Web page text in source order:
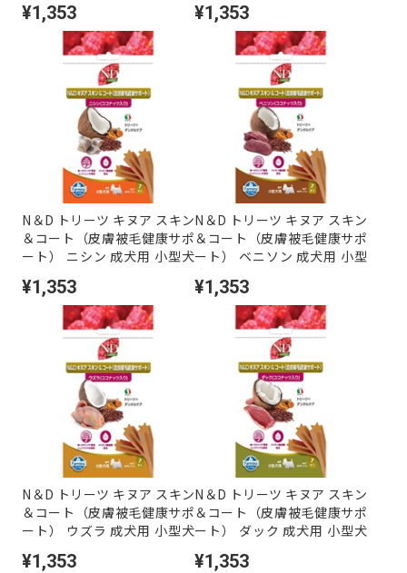
¥1,353 ¥1,353
N＆D トリーツ キヌア スキン
＆コート（皮膚被毛健康サポ
ート） ニシン 成犬用 小型犬
¥1,353
N＆D トリーツ キヌア スキン
＆コート（皮膚被毛健康サポ
ート） ベニソン 成犬用 小型
¥1,353
N＆D トリーツ キヌア スキン
＆コート（皮膚被毛健康サポ
ート） ウズラ 成犬用 小型犬
¥1,353
N＆D トリーツ キヌア スキン
＆コート（皮膚被毛健康サポ
ート） ダック 成犬用 小型犬
¥1,353